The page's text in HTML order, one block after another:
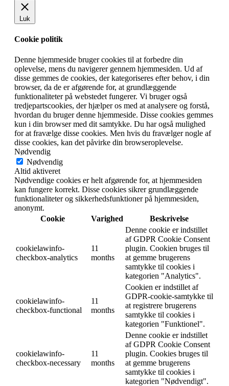
Luk
Cookie politik
Denne hjemmeside bruger cookies til at forbedre din
oplevelse, mens du navigerer gennem hjemmesiden. Ud af
disse gemmes de cookies, der kategoriseres efter behov, i din
browser, da de er afgørende for, at grundlæggende
funktionaliteter på webstedet fungerer. Vi bruger også
tredjepartscookies, der hjælper os med at analysere og forstå,
hvordan du bruger denne hjemmeside. Disse cookies gemmes
kun i din browser med dit samtykke. Du har også mulighed
for at fravælge disse cookies. Men hvis du fravælger nogle af
disse cookies, kan det påvirke din browseroplevelse.
Nødvendig
Nødvendig
Altid aktiveret
Nødvendige cookies er helt afgørende for, at hjemmesiden
kan fungere korrekt. Disse cookies sikrer grundlæggende
funktionaliteter og sikkerhedsfunktioner på hjemmesiden,
anonymt.
Cookie
Varighed Beskrivelse
cookielawinfo-
checkbox-analytics
11
months
Denne cookie er indstillet
af GDPR Cookie Consent
plugin. Cookien bruges til
at gemme brugerens
samtykke til cookies i
kategorien "Analytics".
cookielawinfo-
checkbox-functional
11
months
Cookien er indstillet af
GDPR-cookie-samtykke til
at registrere brugerens
samtykke til cookies i
kategorien "Funktionel".
cookielawinfo-
checkbox-necessary
11
months
Denne cookie er indstillet
af GDPR Cookie Consent
plugin. Cookies bruges til
at gemme brugerens
samtykke til cookies i
kategorien "Nødvendigt".